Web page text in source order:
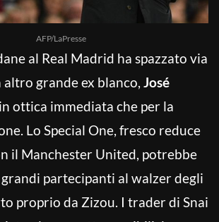
AFP/LaPresse
al Real Madrid ha spazzato via
altro grande ex blanco, José
ottica immediata che per la
Lo Special One, fresco reduce
il Manchester United, potrebbe
partecipanti al walzer degli
proprio da Zizou. I trader di Snai